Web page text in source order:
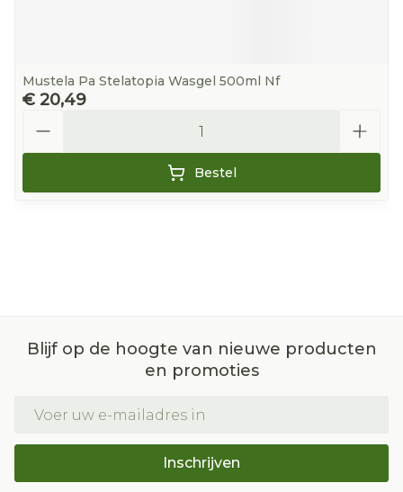
Mustela Pa Stelatopia Wasgel 500ml Nf
€ 20,49
Bestel
Blijf op de hoogte van nieuwe producten
en promoties
Inschrijven